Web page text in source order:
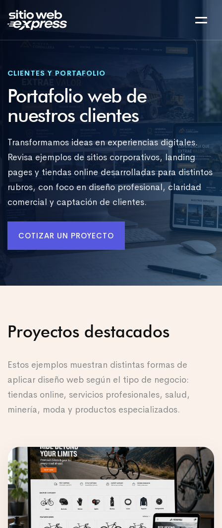
CLIENTES Y PORTAFOLIO
Portafolio web de
nuestros clientes
Transformamos ideas en experiencias digitales.
Revisa ejemplos de sitios corporativos, landing
pages y tiendas online desarrolladas para distintos
rubros, con foco en diseño profesional, claridad
comercial y captación de clientes.
COTIZAR UN PROYECTO
Proyectos destacados
Estos ejemplos muestran distintas formas de
aplicar diseño web según el tipo de negocio:
tiendas online, servicios profesionales, salud,
minería, moda y productos especializados.